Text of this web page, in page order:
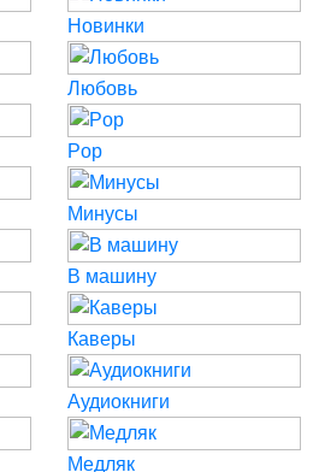
Новинки
Любовь
Pop
Минусы
В машину
Каверы
Аудиокниги
Медляк